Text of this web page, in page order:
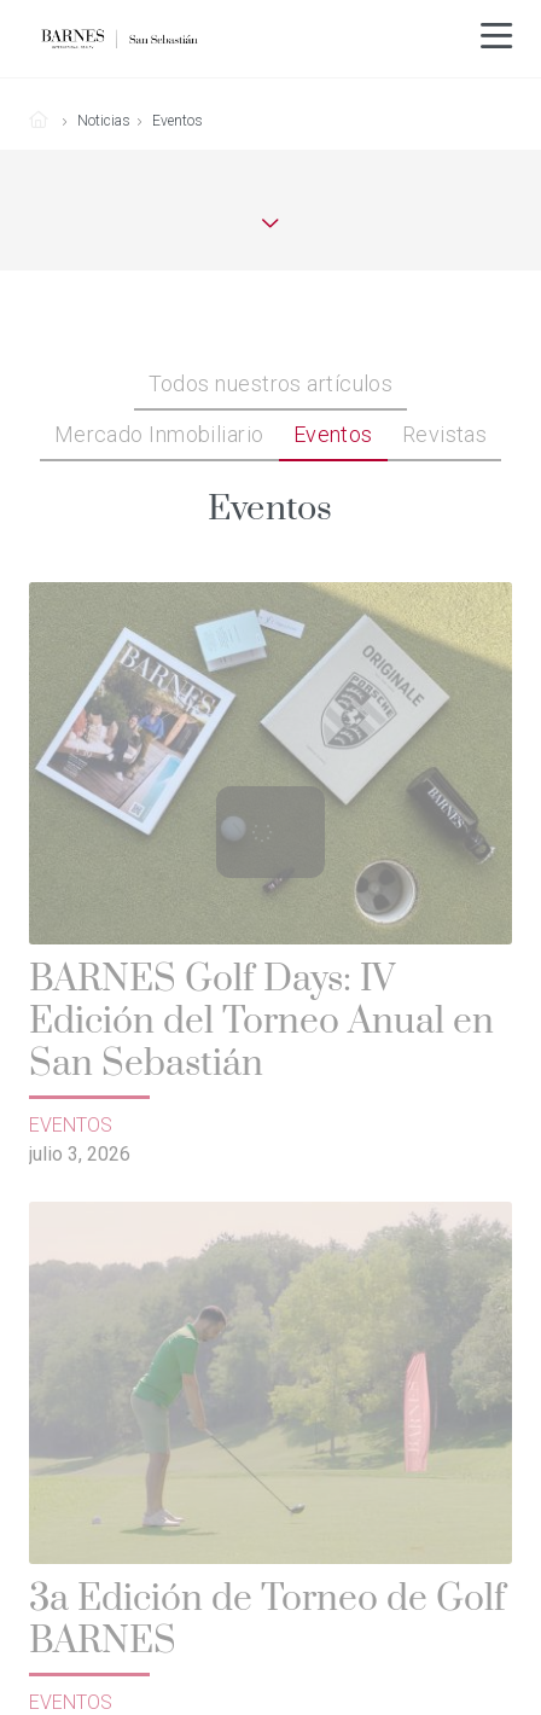
Noticias Eventos
Todos nuestros artículos
Mercado Inmobiliario
Eventos Revistas
Eventos
BARNES Golf Days: IV
Edición del Torneo Anual en
San Sebastián
julio 3, 2026
EVENTOS
3a Edición de Torneo de Golf
BARNES
EVENTOS